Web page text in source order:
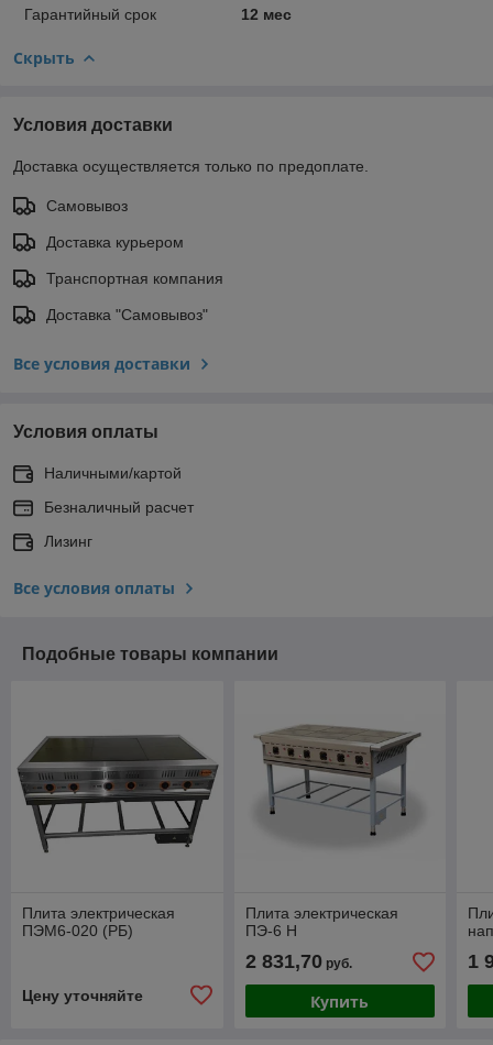
Гарантийный срок 12 мес
Скрыть
Условия доставки
Доставка осуществляется только по предоплате.
Самовывоз
Доставка курьером
Транспортная компания
Доставка "Самовывоз"
Все условия доставки
Условия оплаты
Наличными/картой
Безналичный расчет
Лизинг
Все условия оплаты
Подобные товары компании
Плита электрическая
ПЭМ6-020 (РБ)
Цену уточняйте
Плита электрическая
ПЭ-6 Н
2 831,70руб.
Купить
1